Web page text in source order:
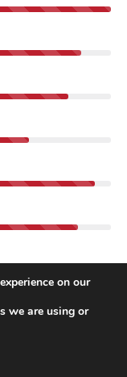
Agency © 2020-2023
on our
we are using or